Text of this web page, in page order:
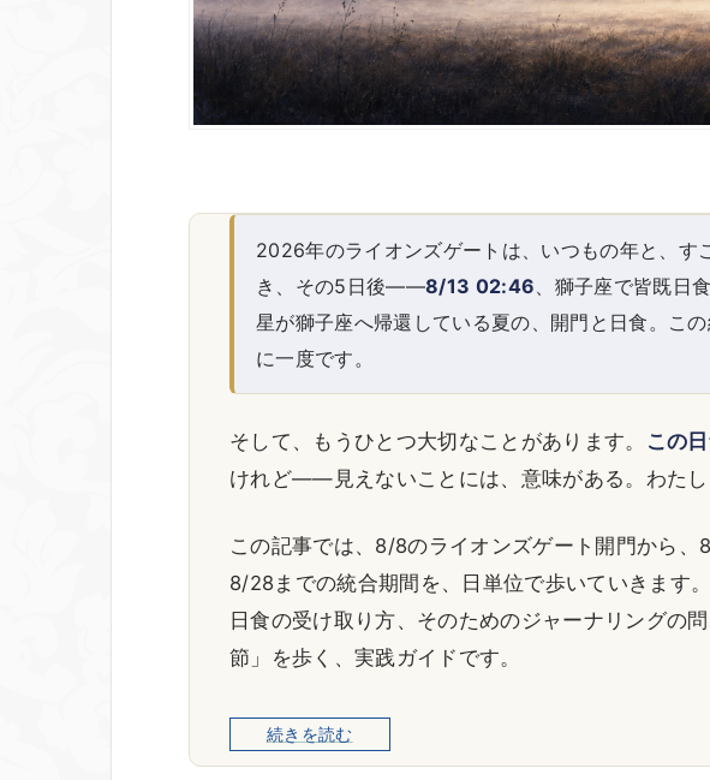
2026年のライオンズゲートは、いつもの年と、す
き、その5日後——8/13 02:46 、獅子座で皆既日
星が獅子座へ帰還している夏の、開門と日食。こ
に一度です。
そして、もうひとつ大切なことがあります。
この
けれど——見えないことには、意味がある。わたし
この記事では、8/8のライオンズゲート開門から、
8/28までの統合期間を、日単位で歩いていきます
日食の受け取り方、そのためのジャーナリング
節」を歩く、実践ガイドです。
続きを読む